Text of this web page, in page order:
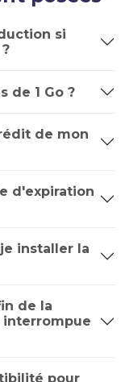
si
de 1 Go ?
de mon
d'expiration
installer la
de la
interrompue
pour